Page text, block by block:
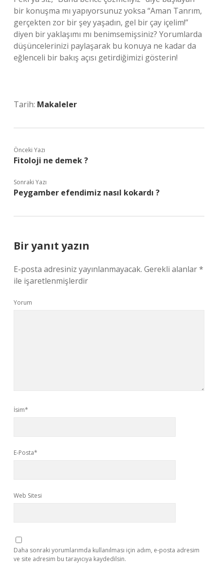
bir konuşma mı yapıyorsunuz yoksa “Aman Tanrım,
gerçekten zor bir şey yaşadın, gel bir çay içelim!”
diyen bir yaklaşımı mı benimsemişsiniz? Yorumlarda
düşüncelerinizi paylaşarak bu konuya ne kadar da
eğlenceli bir bakış açısı getirdiğimizi gösterin!
Tarih: Makaleler
Önceki Yazı
Fitoloji ne demek ?
Sonraki Yazı
Peygamber efendimiz nasıl kokardı ?
Bir yanıt yazın
E-posta adresiniz yayınlanmayacak. Gerekli alanlar*
ile işaretlenmişlerdir
Yorum
İsim*
E-Posta*
Web Sitesi
Daha sonraki yorumlarımda kullanılması için adım, e-posta adresim
ve site adresim bu tarayıcıya kaydedilsin.